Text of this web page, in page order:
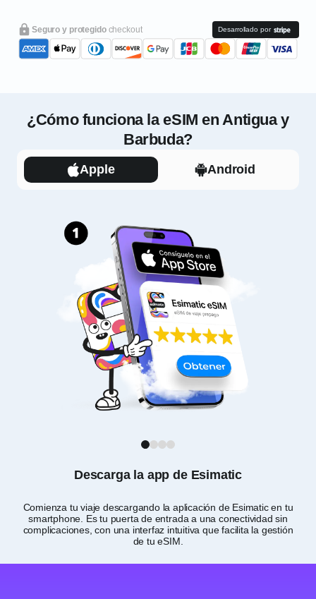
Seguro y protegido checkout Desarrollado por
¿Cómo funciona la eSIM en Antigua y
Barbuda?
Apple Android
Descarga la app de Esimatic
Comienza tu viaje descargando la aplicación de Esimatic en tu
smartphone. Es tu puerta de entrada a una conectividad sin
complicaciones, con una interfaz intuitiva que facilita la gestión
de tu eSIM.
1